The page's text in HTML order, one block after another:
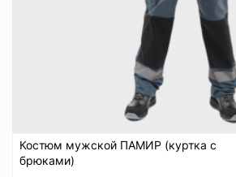
Костюм мужской ПАМИР (куртка с
брюками)